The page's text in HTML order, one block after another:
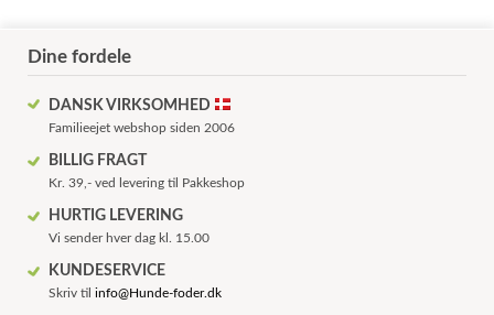
Dine fordele
DANSK VIRKSOMHED
Familieejet webshop siden 2006
BILLIG FRAGT
Kr. 39,- ved levering til Pakkeshop
HURTIG LEVERING
Vi sender hver dag kl. 15.00
KUNDESERVICE
Skriv tilinfo@Hunde-foder.dk